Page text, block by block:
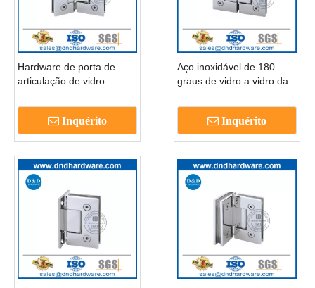
Hardware de porta de
articulação de vidro
aço inoxidável para porta
de chuveiro-ddgh003
Inquérito
Aço inoxidável de 180
graus de vidro a vidro da
DDGH004
Inquérito